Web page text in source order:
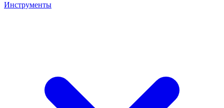
Инструменты